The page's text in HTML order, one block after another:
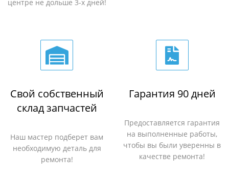
центре не дольше 3-х дней!
Свой собственный
склад запчастей
Наш мастер подберет вам
необходимую деталь для
ремонта!
Гарантия 90 дней
Предоставляется гарантия
на выполненные работы,
чтобы вы были уверенны в
качестве ремонта!